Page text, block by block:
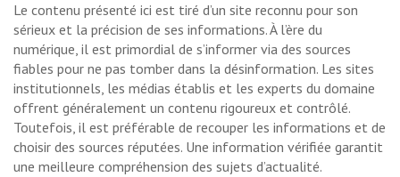
Le contenu présenté ici est tiré d’un site reconnu pour son
sérieux et la précision de ses informations. À l’ère du
numérique, il est primordial de s’informer via des sources
fiables pour ne pas tomber dans la désinformation. Les sites
institutionnels, les médias établis et les experts du domaine
offrent généralement un contenu rigoureux et contrôlé.
Toutefois, il est préférable de recouper les informations et de
choisir des sources réputées. Une information vérifiée garantit
une meilleure compréhension des sujets d’actualité.